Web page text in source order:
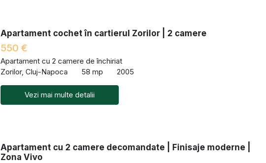
Apartament cochet în cartierul Zorilor | 2 camere
550 €
Apartament cu 2 camere de închiriat
Zorilor, Cluj-Napoca
58 mp 2005
Vezi mai multe detalii
Apartament cu 2 camere decomandate | Finisaje moderne |
Zona Vivo